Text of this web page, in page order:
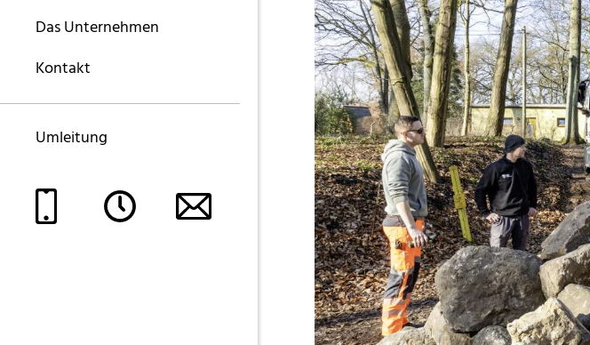
Das Unternehmen
Kontakt
Umleitung